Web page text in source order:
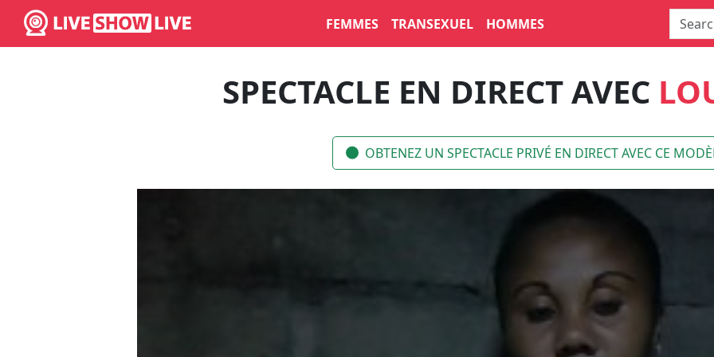
FEMMES TRANSEXUEL HOMMES
SPECTACLE EN DIRECT AVEC
OBTENEZ UN SPECTACLE PRIVÉ EN DIRECT AVEC CE